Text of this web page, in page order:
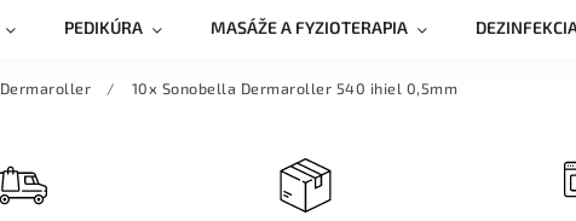
PEDIKÚRA MASÁŽE A FYZIOTERAPIA
Dermaroller / 10x Sonobella Dermaroller 540 ihiel 0,5mm